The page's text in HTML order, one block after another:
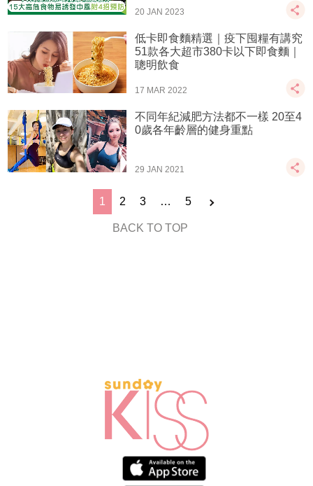
20 JAN 2023
低卡即食麵精選｜疫下囤糧有講究
51款各大超市380卡以下即食麵｜
聰明飲食
17 MAR 2022
不同年紀減肥方法都不一樣 20至4
0歲各年齡層的健身重點
29 JAN 2021
1 2 3 … 5
BACK TO TOP